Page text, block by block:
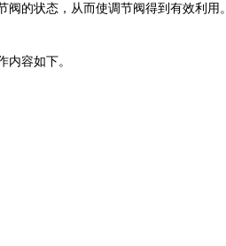
的状态，从而使调节阀得到有效利用。
容如下。